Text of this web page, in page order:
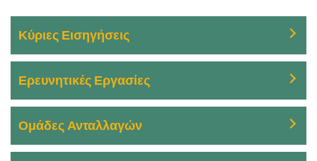
Κύριες Εισηγήσεις
Ερευνητικές Εργασίες
Ομάδες Ανταλλαγών